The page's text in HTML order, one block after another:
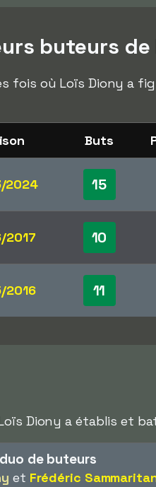
buteurs
fois où Loïs Diony a
Buts
2024 15
2017 10
2016 11
Diony a établis et
de buteurs
et Frédéric